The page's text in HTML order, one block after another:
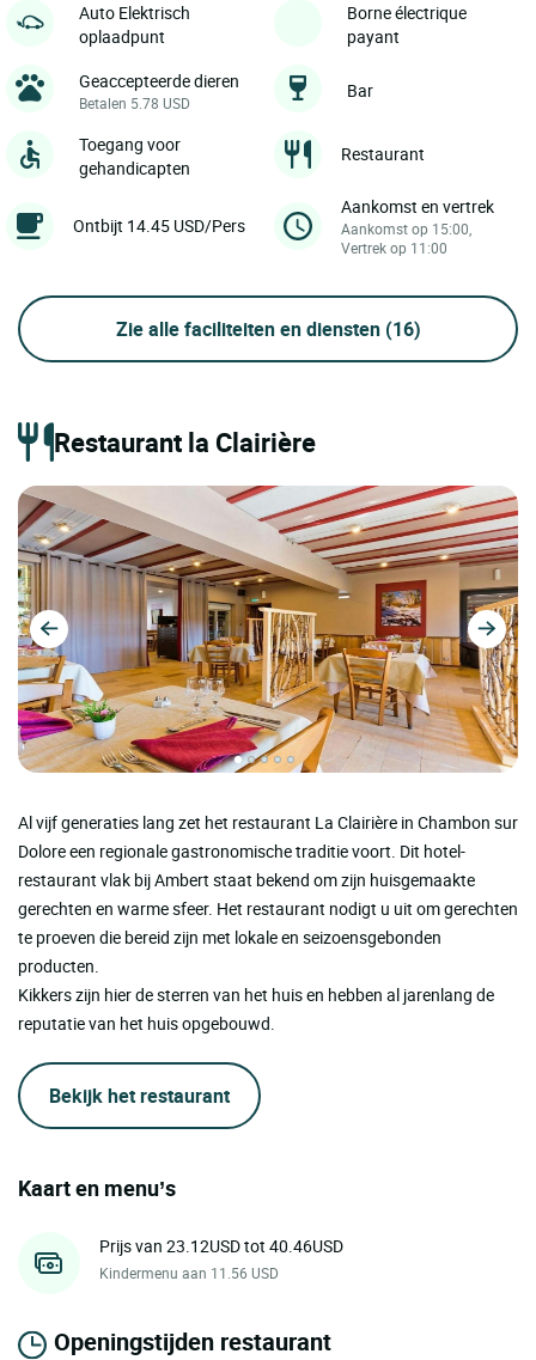
Auto Elektrisch
oplaadpunt
Borne électrique
payant
Geaccepteerde dieren
Betalen 5.78 USD
Bar
Toegang voor
gehandicapten
Restaurant
Ontbijt 14.45 USD/Pers
Aankomst en vertrek
Aankomst op 15:00,
Vertrek op 11:00
Zie alle faciliteiten en diensten (16)
Restaurant la Clairière
Al vijf generaties lang zet het restaurant La Clairière in Chambon sur
Dolore een regionale gastronomische traditie voort. Dit hotel-
restaurant vlak bij Ambert staat bekend om zijn huisgemaakte
gerechten en warme sfeer. Het restaurant nodigt u uit om gerechten
te proeven die bereid zijn met lokale en seizoensgebonden
producten.
Kikkers zijn hier de sterren van het huis en hebben al jarenlang de
reputatie van het huis opgebouwd.
Bekijk het restaurant
Kaart en menu’s
Prijs van 23.12USD tot 40.46USD
Kindermenu aan 11.56 USD
Openingstijden restaurant